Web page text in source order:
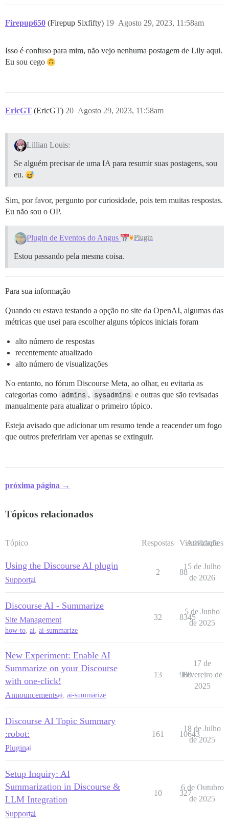
Firepup650 (Firepup Sixfifty) Agosto 29, 2023, 11:58am
19
Isso é confuso para mim, não vejo nenhuma postagem de Lily aqui.
Eu sou cego
EricGT (EricGT) Agosto 29, 2023, 11:58am
20
Lillian Louis:
Se alguém precisar de uma IA para resumir suas postagens, sou
eu.
Sim, por favor, pergunto por curiosidade, pois tem muitas respostas.
Eu não sou o OP.
Plugin de Eventos do Angus Plugin
Estou passando pela mesma coisa.
Para sua informação
Quando eu estava testando a opção no site da OpenAI, algumas das
métricas que usei para escolher alguns tópicos iniciais foram
alto número de respostas
recentemente atualizado
alto número de visualizações
No entanto, no fórum Discourse Meta, ao olhar, eu evitaria as
categorias como admins , sysadmins e outras que são revisadas
manualmente para atualizar o primeiro tópico.
Esteja avisado que adicionar um resumo tende a reacender um fogo
que outros prefeririam ver apenas se extinguir.
próxima página →
Tópicos relacionados
Tópico Respostas Visualizações
Atividade
Using the Discourse AI plugin
Supportai
2 88
15 de Julho
de 2026
Discourse AI - Summarize
Site Management
how-to ai ai-summarize
32 8345
5 de Junho
de 2025
New Experiment: Enable AI
Summarize on your Discourse
with one-click!
Announcementsai, ai-summarize
13 980
17 de
Fevereiro de
2025
Discourse AI Topic Summary
:robot:
Pluginai
161 10643
18 de Julho
de 2025
Setup Inquiry: AI
Summarization in Discourse &
LLM Integration
Supportai
10 327
6 de Outubro
de 2025